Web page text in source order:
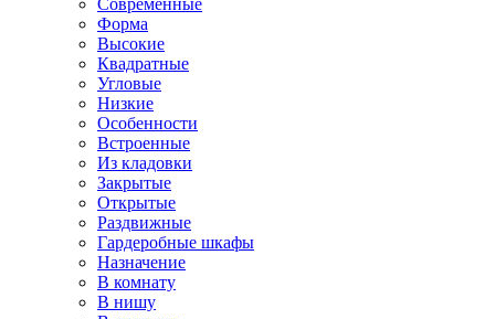
Современные
Форма
Высокие
Квадратные
Угловые
Низкие
Особенности
Встроенные
Из кладовки
Закрытые
Открытые
Раздвижные
Гардеробные шкафы
Назначение
В комнату
В нишу